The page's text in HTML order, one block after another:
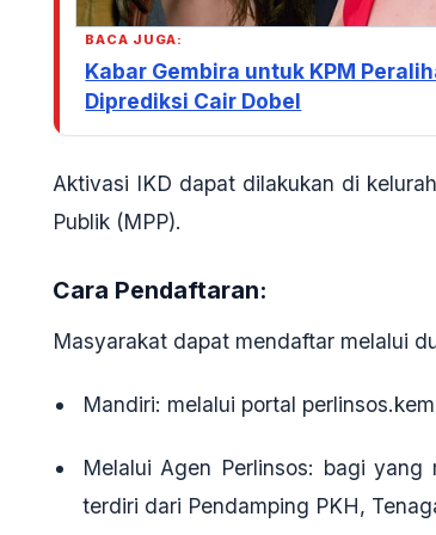
BACA JUGA:
Kabar Gembira untuk KPM
Diprediksi Cair Dobel
Aktivasi IKD dapat dilakukan di
Publik (MPP).
Cara Pendaftaran:
Masyarakat dapat mendaftar melalui
Mandiri: melalui portal
Melalui Agen Perlinsos: bagi yang
terdiri dari Pendamping PKH,